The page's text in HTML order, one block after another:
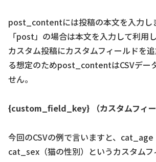
post_contentには投稿の本文を入力し
「post」の場合は本文を入力して利用
カスタム投稿にカスタムフィールドを
る想定のためpost_contentはCSVデー
せん。
{custom_field_key} （カスタムフィー
今回のCSVの例で言いますと、cat_age
cat_sex（猫の性別）というカスタムフ